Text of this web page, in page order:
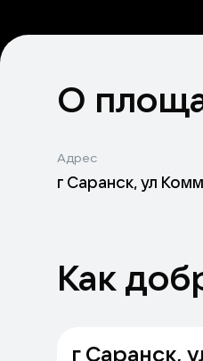
О
Адрес
г Саранск, ул
Как
г Саранск,